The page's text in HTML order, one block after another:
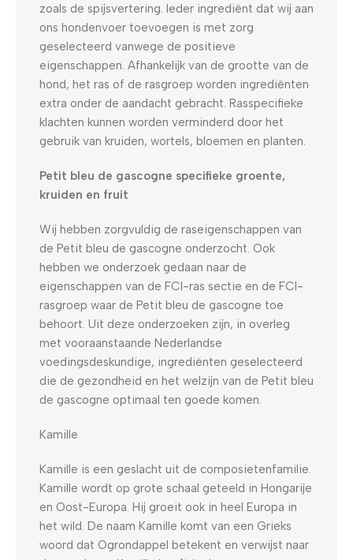
zoals de spijsvertering. Ieder ingrediënt dat wij aan
ons hondenvoer toevoegen is met zorg
geselecteerd vanwege de positieve
eigenschappen. Afhankelijk van de grootte van de
hond, het ras of de rasgroep worden ingrediënten
extra onder de aandacht gebracht. Rasspecifieke
klachten kunnen worden verminderd door het
gebruik van kruiden, wortels, bloemen en planten.
Petit bleu de gascogne specifieke groente,
kruiden en fruit
Wij hebben zorgvuldig de raseigenschappen van
de Petit bleu de gascogne onderzocht. Ook
hebben we onderzoek gedaan naar de
eigenschappen van de FCI-ras sectie en de FCI-
rasgroep waar de Petit bleu de gascogne toe
behoort. Uit deze onderzoeken zijn, in overleg
met vooraanstaande Nederlandse
voedingsdeskundige, ingrediënten geselecteerd
die de gezondheid en het welzijn van de Petit bleu
de gascogne optimaal ten goede komen.
Kamille
Kamille is een geslacht uit de composietenfamilie.
Kamille wordt op grote schaal geteeld in Hongarije
en Oost-Europa. Hij groeit ook in heel Europa in
het wild. De naam Kamille komt van een Grieks
woord dat Ogrondappel betekent en verwijst naar